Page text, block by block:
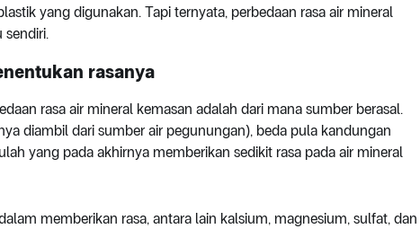
yang digunakan. Tapi ternyata, perbedaan rasa air mineral
sendiri.
rasanya
rasa air mineral kemasan adalah dari mana sumber berasal.
diambil dari sumber air pegunungan), beda pula kandungan
yang pada akhirnya memberikan sedikit rasa pada air mineral
memberikan rasa, antara lain kalsium, magnesium, sulfat, dan